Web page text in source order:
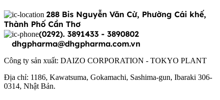
288 Bis Nguyễn Văn Cừ, Phường Cái khế,
Thành Phố Cần Thơ
(0292). 3891433 - 3890802
dhgpharma@dhgpharma.com.vn
Công ty sản xuất: DAIZO CORPORATION - TOKYO PLANT
Địa chỉ: 1186, Kawatsuma, Gokamachi, Sashima-gun, Ibaraki 306-
0314, Nhật Bản.